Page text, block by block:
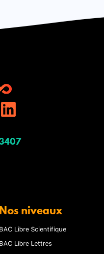
Nos niveaux
BAC Libre Scientifique
BAC Libre Lettres